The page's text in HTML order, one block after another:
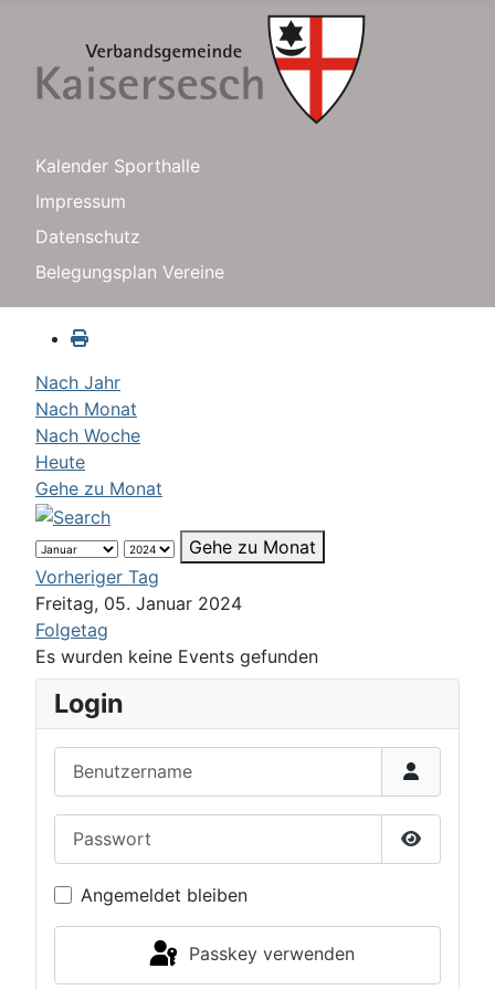
Kalender Sporthalle
Impressum
Datenschutz
Belegungsplan Vereine
Nach Jahr
Nach Monat
Nach Woche
Heute
Gehe zu Monat
Gehe zu Monat
Vorheriger Tag
Freitag, 05. Januar 2024
Folgetag
Es wurden keine Events gefunden
Login
Passwort
Angemeldet bleiben
Passkey verwenden